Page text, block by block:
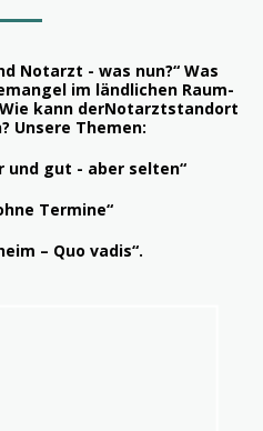
Notarzt - was nun?“ Was
im ländlichen Raum-
kann derNotarztstandort
Unsere Themen:
und gut - aber selten“
Termine“
– Quo vadis“.